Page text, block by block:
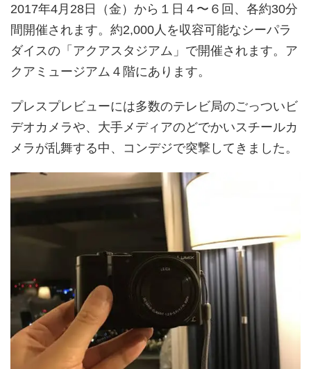
2017年4月28日（金）から１日４〜６回、各約30分
間開催されます。約2,000人を収容可能なシーパラ
ダイスの「アクアスタジアム」で開催されます。ア
クアミュージアム４階にあります。
プレスプレビューには多数のテレビ局のごっついビ
デオカメラや、大手メディアのどでかいスチールカ
メラが乱舞する中、コンデジで突撃してきました。